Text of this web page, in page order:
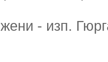
- изп.